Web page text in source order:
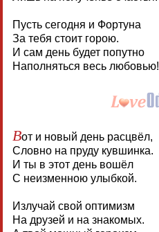
Пусть сегодня и Фортуна
За тебя стоит горою.
И сам день будет попутно
Наполняться весь любовью!
Вот и новый день расцвёл,
Словно на пруду кувшинка.
И ты в этот день вошёл
С неизменною улыбкой.
Излучай свой оптимизм
На друзей и на знакомых.